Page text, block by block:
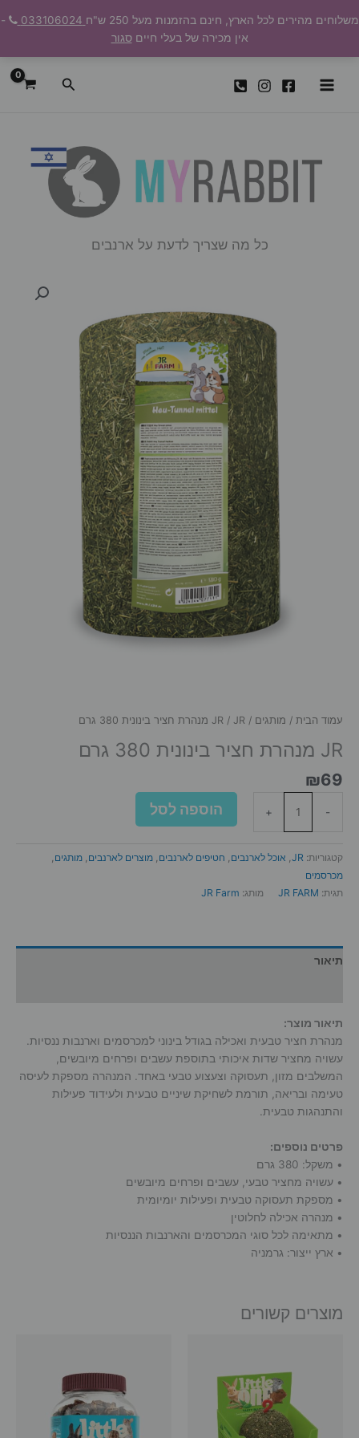
לתוכן
משלוחים מהירים לכל הארץ, חינם בהזמנות מעל 250 ש"ח
-
אין מכירה של בעלי חייםסגור
חיפוש
כל מה שצריך לדעת על ארנבים
עמוד הבית / מותגים /
JR / JR מנהרת חציר בינונית 380 גרם
JR מנהרת חציר בינונית 380 גרם
₪69
-
מנהרת
חציר
בינונית
+ הוספה לסל
קטגוריות: JR
, אוכל לארנבים, חטיפים לארנבים, מוצרים לארנבים, מותגים,
מכרסמים
תגית: JR FARM מותג: JR Farm
תיאור
תיאור מוצר:
מנהרת חציר טבעית ואכילה בגודל בינוני למכרסמים וארנבות ננסיות.
עשויה מחציר שדות איכותי בתוספת עשבים ופרחים מיובשים,
המשלבים מזון, תעסוקה וצעצוע טבעי באחד. המנהרה מספקת לעיסה
טעימה ובריאה, תורמת לשחיקת שיניים טבעית ולעידוד פעילות
והתנהגות טבעית.
פרטים נוספים:
• משקל: ‎380‎ גרם
• עשויה מחציר טבעי, עשבים ופרחים מיובשים
• מספקת תעסוקה טבעית ופעילות יומיומית
• מנהרה אכילה לחלוטין
• מתאימה לכל סוגי המכרסמים והארנבות הננסיות
• ארץ ייצור: גרמניה
מוצרים קשורים